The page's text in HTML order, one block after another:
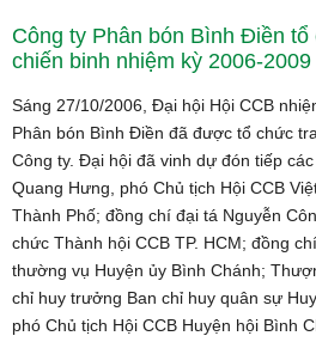
Công ty Phân bón Bình Điền
chiến binh nhiệm kỳ 2006-2009
Sáng 27/10/2006, Đại hội Hội CCB
Phân bón Bình Điền đã được tổ chức
Công ty. Đại hội đã vinh dự đón tiếp
Quang Hưng, phó Chủ tịch Hội CCB
Thành Phố; đồng chí đại tá Nguyễn
chức Thành hội CCB TP. HCM; đồng
thường vụ Huyện ủy Bình Chánh;
chỉ huy trưởng Ban chỉ huy quân sự
phó Chủ tịch Hội CCB Huyện hội Bình